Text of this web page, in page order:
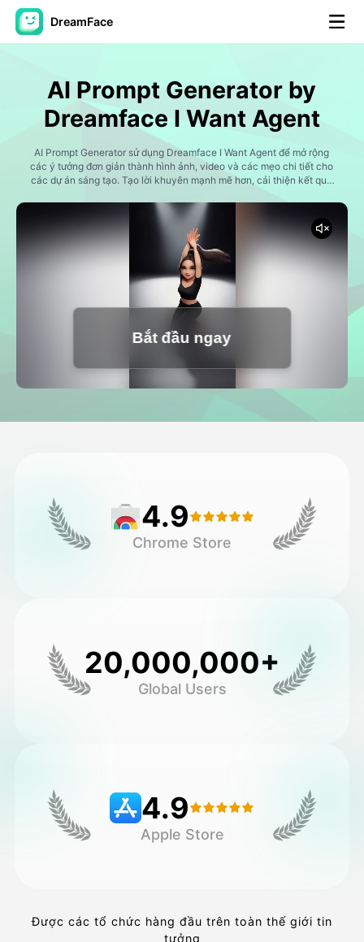
DreamFace
Video hình đại diện
AI Video
Hình ảnh AI ▼
Các công cụ khác ▼
Xem tất cả công cụ
Video hình đại diện
▼
Các công cụ khác
AI Prompt Generator by
Dreamface I Want Agent
AI Prompt Generator sử dụng Dreamface I Want Agent để mở rộng
các ý tưởng đơn giản thành hình ảnh, video và các mẹo chi tiết cho
các dự án sáng tạo. Tạo lời khuyên mạnh mẽ hơn, cải thiện kết quả
Bắt đầu ngay
4.9
Chrome Store
20,000,000+
Global Users
4.9
Apple Store
Được các tổ chức hàng đầu trên toàn thế giới tin
tưởng